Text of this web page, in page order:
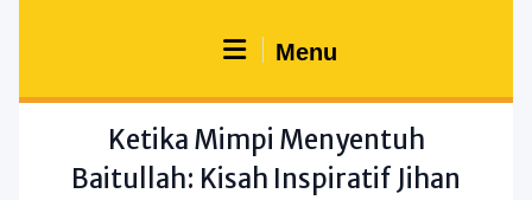
Menu
Ketika Mimpi Menyentuh
Baitullah: Kisah Inspiratif Jihan